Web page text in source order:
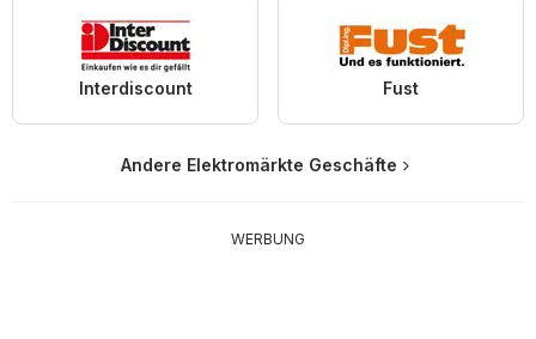
Interdiscount Fust
Andere Elektromärkte Geschäfte
WERBUNG